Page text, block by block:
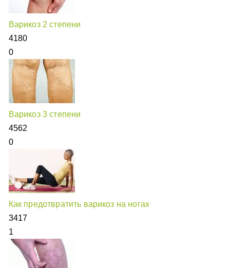
Варикоз 2 степени
4180
0
Варикоз 3 степени
4562
0
Как предотвратить варикоз на ногах
3417
1